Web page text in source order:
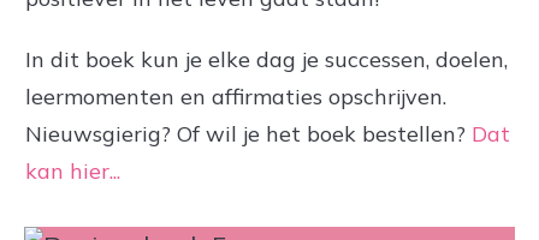
In dit boek kun je elke dag je successen, doelen,
leermomenten en affirmaties opschrijven.
Nieuwsgierig? Of wil je het boek bestellen? Dat
kan hier...